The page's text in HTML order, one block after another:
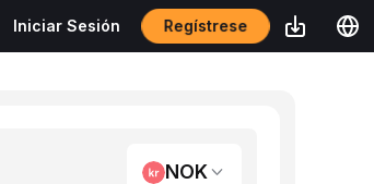
Iniciar Sesión Regístrese
NOK